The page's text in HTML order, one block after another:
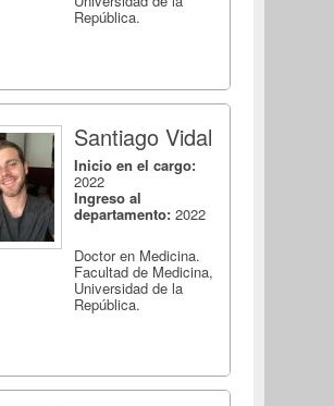
República.
Santiago Vidal
Inicio en el cargo:
2022
Ingreso al
departamento: 2022
Doctor en Medicina.
Facultad de Medicina,
Universidad de la
República.